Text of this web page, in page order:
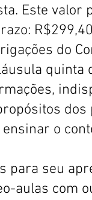
Este valor
do
quinta
o
para seu
aulas com